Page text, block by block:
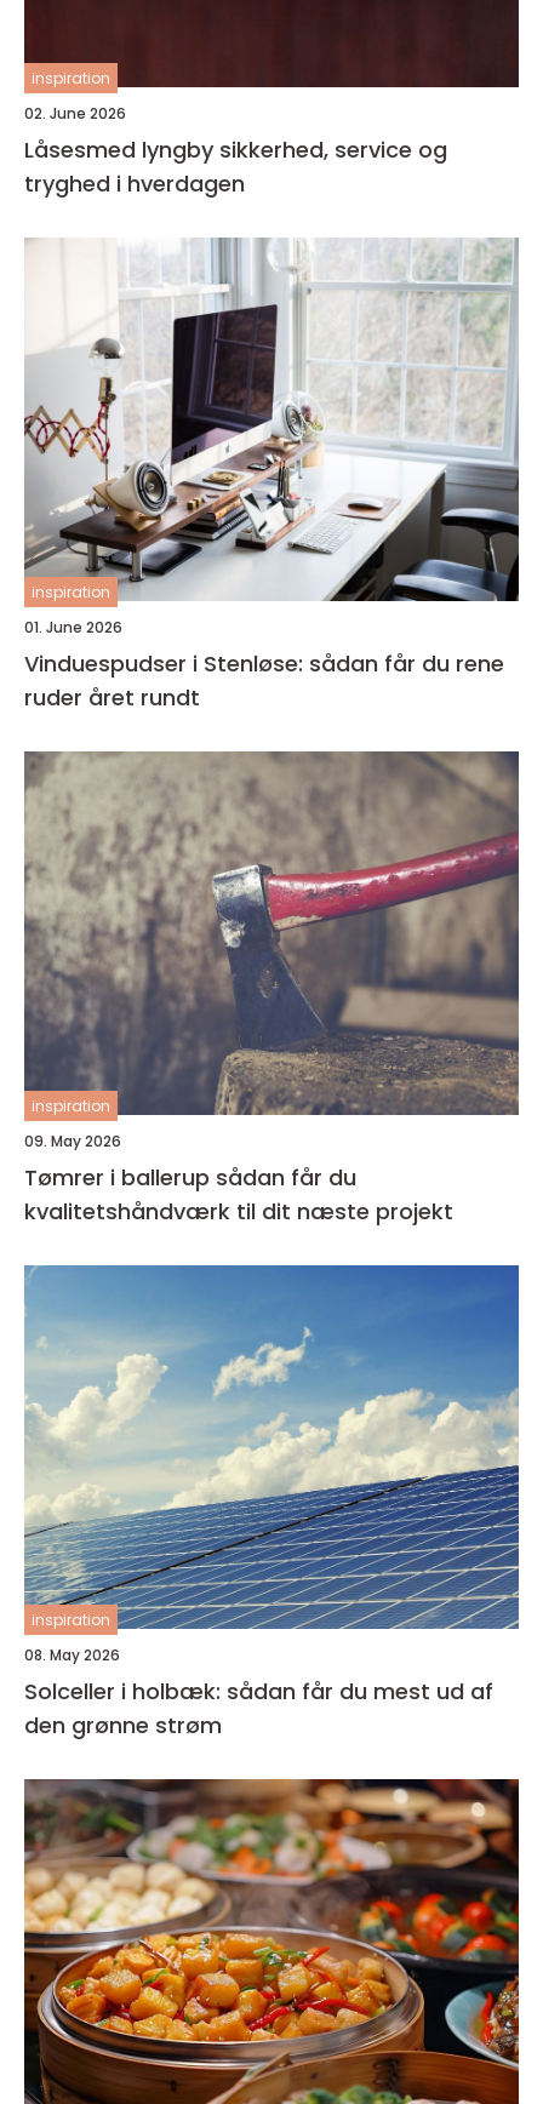
inspiration
02. June 2026
Låsesmed lyngby sikkerhed, service og
tryghed i hverdagen
inspiration
01. June 2026
Vinduespudser i Stenløse: sådan får du rene
ruder året rundt
inspiration
09. May 2026
Tømrer i ballerup sådan får du
kvalitetshåndværk til dit næste projekt
inspiration
08. May 2026
Solceller i holbæk: sådan får du mest ud af
den grønne strøm